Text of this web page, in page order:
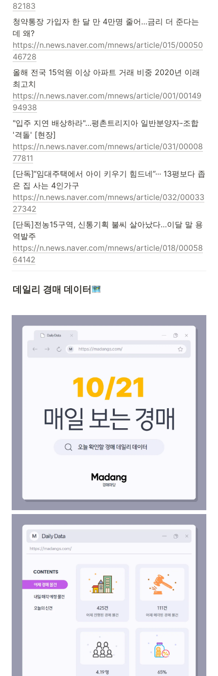
82183
청약통장 가입자 한 달 만 4만명 줄어…금리 더 준다는
https://n.news.naver.com/mnews/article/015/00050
46728
올해 전국 15억원 이상 아파트 거래 비중 2020년 이래
https://n.news.naver.com/mnews/article/001/00149
94938
"입주 지연 배상하라"…평촌트리지아 일반분양자-조합
https://n.news.naver.com/mnews/article/031/00008
77811
[단독]“임대주택에서 아이 키우기 힘드네”··· 13평보다 좁
https://n.news.naver.com/mnews/article/032/00033
27342
[단독]전농15구역, 신통기획 불씨 살아났다…이달 말 용
https://n.news.naver.com/mnews/article/018/00058
64142
데일리 경매 데이터